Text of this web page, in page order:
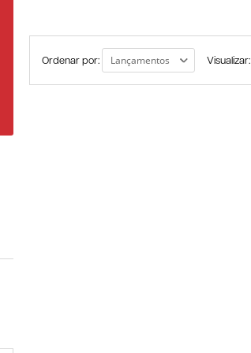
Ordenar por: Visualizar: